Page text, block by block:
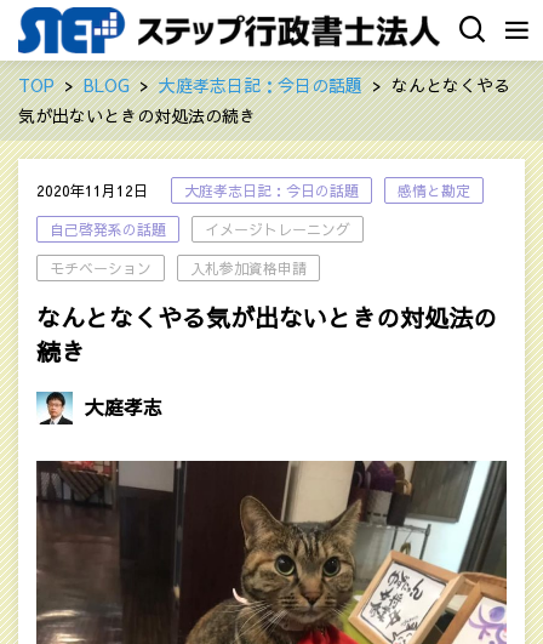
TOP BLOG 大庭孝志日記：今日の話題
なんとなくやる
気が出ないときの対処法の続き
2020年11月12日 大庭孝志日記：今日の話題
感情と勘定
自己啓発系の話題
イメージトレーニング
モチベーション
入札参加資格申請
なんとなくやる気が出ないときの対処法の
続き
大庭孝志